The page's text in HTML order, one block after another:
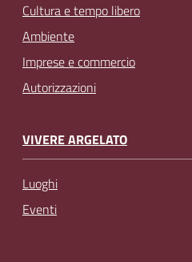
Cultura e tempo libero
Ambiente
Imprese e commercio
Autorizzazioni
VIVERE ARGELATO
Luoghi
Eventi